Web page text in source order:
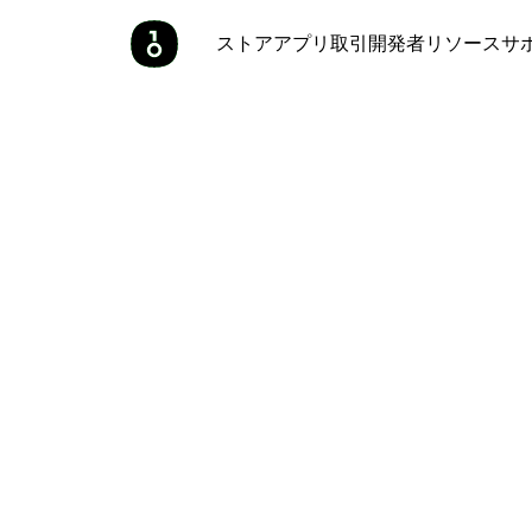
ストアアプリ 取引 開発者リソースサ